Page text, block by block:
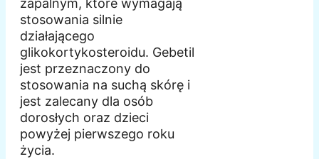
zapalnym, które wymagają
stosowania silnie
działającego
glikokortykosteroidu. Gebetil
jest przeznaczony do
stosowania na suchą skórę i
jest zalecany dla osób
dorosłych oraz dzieci
powyżej pierwszego roku
życia.